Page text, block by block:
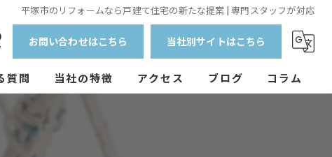
平塚市のリフォームなら戸建て住宅の新たな提案 | 専門スタッフが対応
お問い合わせはこちら 当社別サイトはこちら
質問 当社の特徴 アクセス ブログ コラム